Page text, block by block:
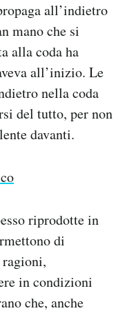
all’indietro
mano che si
alla coda ha
all’inizio. Le
nella coda
del tutto, per non
davanti.
riprodotte in
di
in condizioni
che, anche